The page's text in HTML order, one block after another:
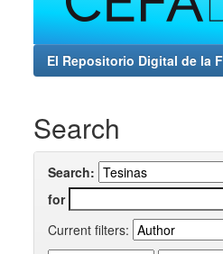
El Repositorio Digital de la
Search
Search:
for
Current filters: